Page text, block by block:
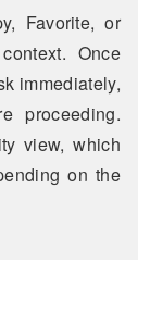
Favorite, or
Once
immediately,
proceeding.
view, which
on the